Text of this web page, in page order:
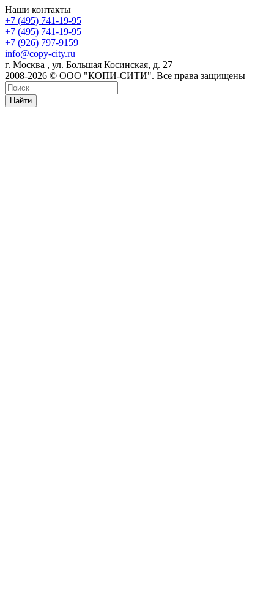
Наши контакты
+7 (495) 741-19-95
+7 (495) 741-19-95
+7 (926) 797-9159
info@copy-city.ru
г. Москва , ул. Большая Косинская, д. 27
2008-2026 © ООО "КОПИ-СИТИ". Все права защищены
Найти